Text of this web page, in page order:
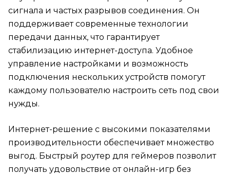
сигнала и частых разрывов соединения. Он
поддерживает современные технологии
передачи данных, что гарантирует
стабилизацию интернет-доступа. Удобное
управление настройками и возможность
подключения нескольких устройств помогут
каждому пользователю настроить сеть под свои
нужды.
Интернет-решение с высокими показателями
производительности обеспечивает множество
выгод. Быстрый роутер для геймеров позволит
получать удовольствие от онлайн-игр без